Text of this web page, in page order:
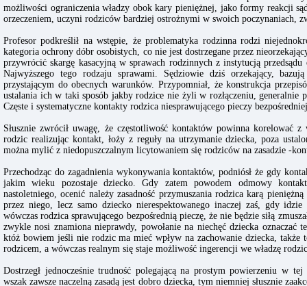
możliwości ograniczenia władzy obok kary pieniężnej, jako formy reakcji
orzeczeniem, uczyni rodziców bardziej ostrożnymi w swoich poczynaniach,
Profesor podkreślił na wstępie, że problematyka rodzinna rodzi
kategoria ochrony dóbr osobistych, co nie jest dostrzegane przez
przywrócić skargę kasacyjną w sprawach rodzinnych z instytucją
Najwyższego tego rodzaju sprawami. Sędziowie dziś orzekający,
przystającym do obecnych warunków. Przypomniał, że konstrukcja
ustalania ich w taki sposób jakby rodzice nie żyli w rozłączeniu, generalnie
Częste i systematyczne kontakty rodzica niesprawującego pieczy
Słusznie zwrócił uwagę, że częstotliwość kontaktów powinna korelować
rodzic realizując kontakt, łoży z reguły na utrzymanie dziecka, poza
można mylić z niedopuszczalnym licytowaniem się rodziców na zasadzie -
Przechodząc do zagadnienia wykonywania kontaktów, podniósł że gdy
jakim wieku pozostaje dziecko. Gdy zatem powodem odmowy
nastoletniego, ocenić należy zasadność przymuszania rodzica karą
przez niego, lecz samo dziecko nierespektowanego inaczej zaś, gdy
wówczas rodzica sprawującego bezpośrednią pieczę, że nie będzie siłą
zwykle nosi znamiona nieprawdy, powołanie na niechęć dziecka oznaczać
któż bowiem jeśli nie rodzic ma mieć wpływ na zachowanie dziecka, także
rodzicem, a wówczas realnym się staje możliwość ingerencji we władzę
Dostrzegł jednocześnie trudność polegającą na prostym powierzeniu w
wszak zawsze naczelną zasadą jest dobro dziecka, tym niemniej słusznie